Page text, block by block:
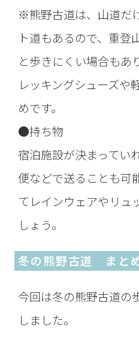
※熊野古道は、山道だ
ト道もあるので、重登
と歩きにくい場合もあ
レッキングシューズや
めです。
●持ち物
宿泊施設が決まってい
便などで送ることも可
てレインウェアやリュ
しょう。
冬の熊野古道 まと
今回は冬の熊野古道の
しました。